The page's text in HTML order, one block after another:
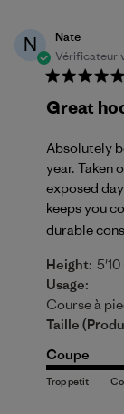
N
Nate
Vérificateur
Great
Absolutely
year. Taken
exposed
keeps you
durable
Height:
Usage:
Course à
Taille
Coupe